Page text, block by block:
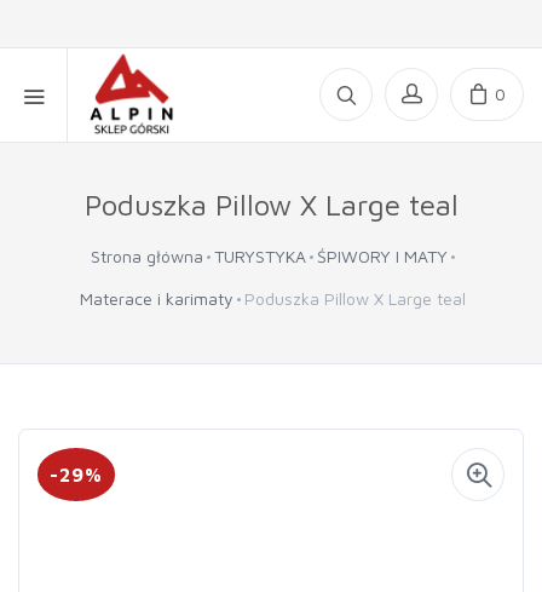
0
Poduszka Pillow X Large teal
Strona główna TURYSTYKA ŚPIWORY I MATY
Materace i karimaty Poduszka Pillow X Large teal
-29%